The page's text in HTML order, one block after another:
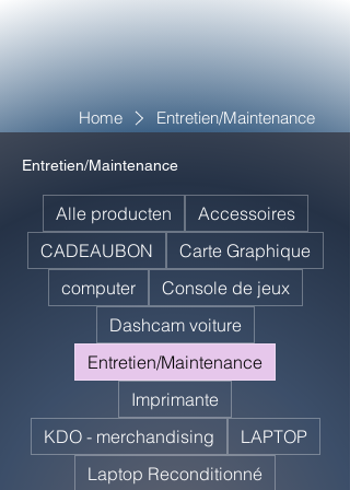
Home Entretien/Maintenance
Entretien/Maintenance
Alle producten
Accessoires
CADEAUBON
Carte Graphique
computer
Console de jeux
Dashcam voiture
Entretien/Maintenance
Imprimante
KDO - merchandising
LAPTOP
Laptop Reconditionné